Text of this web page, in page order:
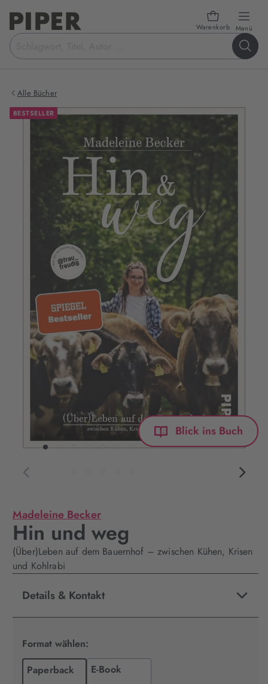
Warenkorb Menü
Suchbegriff
eingeben
Alle Bücher
BESTSELLER
Blick ins Buch
Produktbilder
Madeleine Becker
Hin und weg
(Über)Leben auf dem Bauernhof – zwischen Kühen, Krisen
und Kohlrabi
Details & Kontakt
Format wählen:
Paperback
E-Book